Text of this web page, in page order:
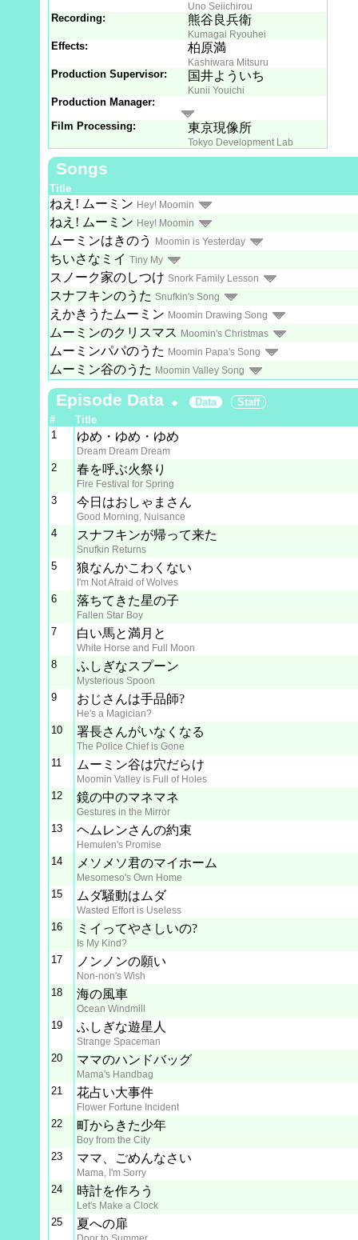
Uno Seiichirou
Recording: 熊谷良兵衛
Kumagai Ryouhei
Effects: 柏原満
Kashiwara Mitsuru
Production Supervisor: 国井よういち
Kunii Youichi
Production Manager:
Film Processing:
東京現像所
Tokyo Development Lab
Songs
Title
ねえ! ムーミン Hey! Moomin
ねえ! ムーミン Hey! Moomin
ムーミンはきのう Moomin is Yesterday
ちいさなミイ Tiny My
スノーク家のしつけ Snork Family Lesson
スナフキンのうた Snufkin's Song
えかきうたムーミン Moomin Drawing Song
ムーミンのクリスマス Moomin's Christmas
ムーミンパパのうた Moomin Papa's Song
ムーミン谷のうた Moomin Valley Song
Episode Data Data
Staff
#
Title
1
ゆめ・ゆめ・ゆめ
Dream Dream Dream
2 春を呼ぶ火祭り
Fire Festival for Spring
3 今日はおしゃまさん
Good Morning, Nuisance
4 スナフキンが帰って来た
Snufkin Returns
5 狼なんかこわくない
I'm Not Afraid of Wolves
6 落ちてきた星の子
Fallen Star Boy
7 白い馬と満月と
White Horse and Full Moon
8 ふしぎなスプーン
Mysterious Spoon
9 おじさんは手品師?
He's a Magician?
10 署長さんがいなくなる
The Police Chief is Gone
11 ムーミン谷は穴だらけ
Moomin Valley is Full of Holes
12 鏡の中のマネマネ
Gestures in the Mirror
13 ヘムレンさんの約束
Hemulen's Promise
14 メソメソ君のマイホーム
Mesomeso's Own Home
15 ムダ騒動はムダ
Wasted Effort is Useless
16 ミイってやさしいの?
Is My Kind?
17 ノンノンの願い
Non-non's Wish
18 海の風車
Ocean Windmill
19 ふしぎな遊星人
Strange Spaceman
20 ママのハンドバッグ
Mama's Handbag
21 花占い大事件
Flower Fortune Incident
22 町からきた少年
Boy from the City
23 ママ、ごめんなさい
Mama, I'm Sorry
24 時計を作ろう
Let's Make a Clock
25 夏への扉